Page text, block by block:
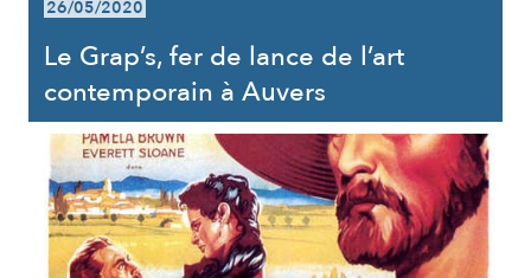
26/05/2020
Le Grap’s, fer de lance de l’art
contemporain à Auvers